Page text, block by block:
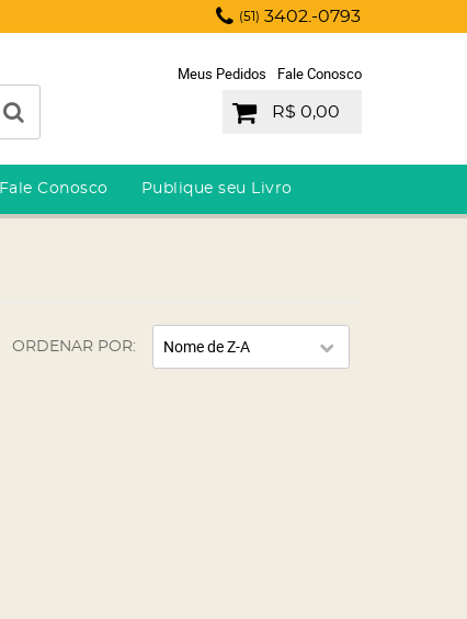
(51) 3402.-0793
Meus Pedidos Fale Conosco
R$ 0,00
Fale Conosco Publique seu Livro
ORDENAR POR Nome de Z-A